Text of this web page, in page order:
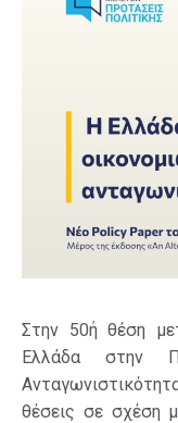
Στην 50ή θέση
Ελλάδα στην
θέσεις σε σχέση